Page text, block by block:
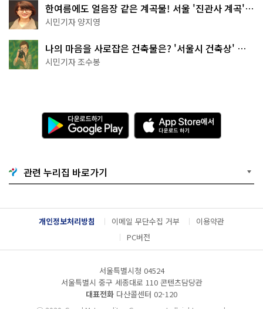
한여름에도 얼음장 같은 계곡물! 서울 '진관사 계곡'이
천국이네~
시민기자 양지영
나의 마음을 사로잡은 건축물은? '서울시 건축상' 수
상작 공개!
시민기자 조수봉
다
운
로
기
G
o
g
l
e
A
p
p
e
서
다
운
관련 누리집 바로가기
개인정보처리방침 이메일 무단수집 거부
이용약관
PC버전
서울특별시청 04524
서울특별시 중구 세종대로 110 콘텐츠담당관
대표전화 다산콜센터 02-120